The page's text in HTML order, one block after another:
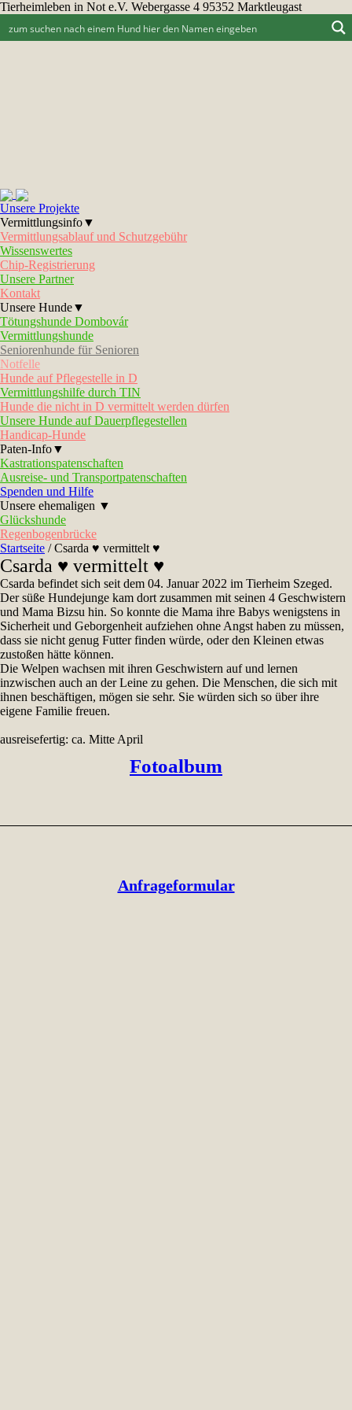
Tierheimleben in Not e.V. Webergasse 4 95352 Marktleugast
Unsere Projekte
Vermittlungsinfo▼
Vermittlungsablauf und Schutzgebühr
Wissenswertes
Chip-Registrierung
Unsere Partner
Kontakt
Unsere Hunde▼
Tötungshunde Dombovár
Vermittlungshunde
Seniorenhunde für Senioren
Notfelle
Hunde auf Pflegestelle in D
Vermittlungshilfe durch TIN
Hunde die nicht in D vermittelt werden dürfen
Unsere Hunde auf Dauerpflegestellen
Handicap-Hunde
Paten-Info▼
Kastrationspatenschaften
Ausreise- und Transportpatenschaften
Spenden und Hilfe
Unsere ehemaligen ▼
Glückshunde
Regenbogenbrücke
Startseite /Csarda ♥ vermittelt ♥
Csarda ♥ vermittelt ♥
Csarda befindet sich seit dem 04. Januar 2022 im Tierheim Szeged.
Der süße Hundejunge kam dort zusammen mit seinen 4 Geschwistern
und Mama Bizsu hin. So konnte die Mama ihre Babys wenigstens in
Sicherheit und Geborgenheit aufziehen ohne Angst haben zu müssen,
dass sie nicht genug Futter finden würde, oder den Kleinen etwas
zustoßen hätte können.
Die Welpen wachsen mit ihren Geschwistern auf und lernen
inzwischen auch an der Leine zu gehen. Die Menschen, die sich mit
ihnen beschäftigen, mögen sie sehr. Sie würden sich so über ihre
eigene Familie freuen.
ausreisefertig: ca. Mitte April
Fotoalbum
Anfrageformular